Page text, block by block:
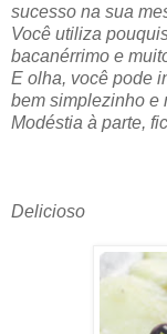
sucesso na sua
Você utiliza
bacanérrimo e
E olha, você pode
bem simplezinho e
Modéstia à parte,
Delicioso